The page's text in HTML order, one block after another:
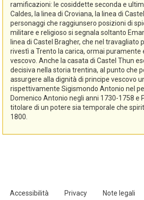
ramificazioni: le cosiddette seconda e
Caldes, la linea di Croviana, la linea di
personaggi che raggiunsero posizioni di
militare e religioso si segnala soltanto
linea di Castel Bragher, che nel travagliato
rivestì a Trento la carica, ormai puramente
vescovo. Anche la casata di Castel Thun
decisiva nella storia trentina, al punto che
assurgere alla dignità di principe vescovo
rispettivamente Sigismondo Antonio nel
Domenico Antonio negli anni 1730-1758 e
titolare di un potere sia temporale che
1800.
Accessibilità Privacy Note legali